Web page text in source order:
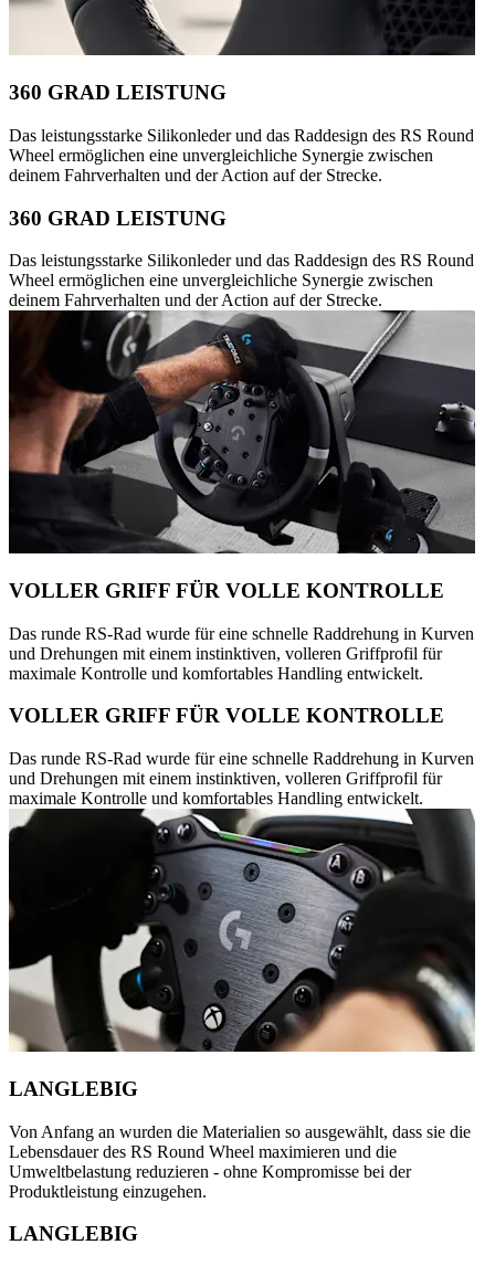
360 GRAD LEISTUNG
Das leistungsstarke Silikonleder und das Raddesign des RS Round
Wheel ermöglichen eine unvergleichliche Synergie zwischen
deinem Fahrverhalten und der Action auf der Strecke.
360 GRAD LEISTUNG
Das leistungsstarke Silikonleder und das Raddesign des RS Round
Wheel ermöglichen eine unvergleichliche Synergie zwischen
deinem Fahrverhalten und der Action auf der Strecke.
VOLLER GRIFF FÜR VOLLE KONTROLLE
Das runde RS-Rad wurde für eine schnelle Raddrehung in Kurven
und Drehungen mit einem instinktiven, volleren Griffprofil für
maximale Kontrolle und komfortables Handling entwickelt.
VOLLER GRIFF FÜR VOLLE KONTROLLE
Das runde RS-Rad wurde für eine schnelle Raddrehung in Kurven
und Drehungen mit einem instinktiven, volleren Griffprofil für
maximale Kontrolle und komfortables Handling entwickelt.
LANGLEBIG
Von Anfang an wurden die Materialien so ausgewählt, dass sie die
Lebensdauer des RS Round Wheel maximieren und die
Umweltbelastung reduzieren - ohne Kompromisse bei der
Produktleistung einzugehen.
LANGLEBIG